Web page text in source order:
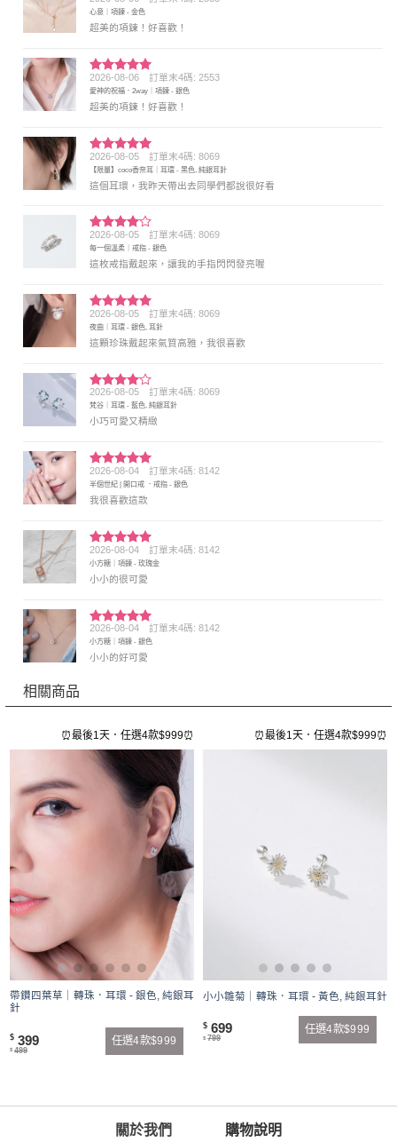
評分5 滿
分 5
心意｜項鍊 - 金色
超美的項鍊！好喜歡！
評分5 滿
分 5
2026-08-06 訂單末4碼: 2553
愛神的祝福．2way｜項鍊 - 銀色
超美的項鍊！好喜歡！
評分5滿
分 5
2026-08-05 訂單末4碼: 8069
【限量】coco香奈耳｜耳環 - 黑色, 純銀耳針
這個耳環，我昨天帶出去同學們都說很好看
評分4
滿分 5
2026-08-05 訂單末4碼: 8069
每一個溫柔｜戒指 - 銀色
這枚戒指戴起來，讓我的手指閃閃發亮喔
評分5 滿
分 5
2026-08-05 訂單末4碼: 8069
夜曲｜耳環 - 銀色, 耳針
這顆珍珠戴起來氣質高雅，我很喜歡
評分4
滿分 5
2026-08-05 訂單末4碼: 8069
梵谷｜耳環 - 藍色, 純銀耳針
小巧可愛又精緻
評分5 滿
分 5
2026-08-04 訂單末4碼: 8142
半個世紀 | 開口戒 ．戒指 - 銀色
我很喜歡這款
評分5 滿
分 5
2026-08-04 訂單末4碼: 8142
小方糖｜項鍊 - 玫瑰金
小小的很可愛
評分5 滿
分 5
2026-08-04 訂單末4碼: 8142
小方糖｜項鍊 - 銀色
小小的好可愛
相關商品
⏰最後1天．任選4款$999⏰
帶鑽四葉草｜轉珠．耳環 - 銀色, 純銀耳
針
$ 399
$ 499
任選4款$999
⏰最後1天．任選4款$999⏰
小小雛菊｜轉珠．耳環 - 黃色, 純銀耳針
$ 699
$ 799
任選4款$999
關於我們 購物說明